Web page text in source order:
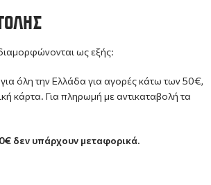
ως εξής:
όλη την Ελλάδα για αγορές κάτω των 50€,
κάρτα. Για πληρωμή με αντικαταβολή τα
δεν υπάρχουν μεταφορικά.